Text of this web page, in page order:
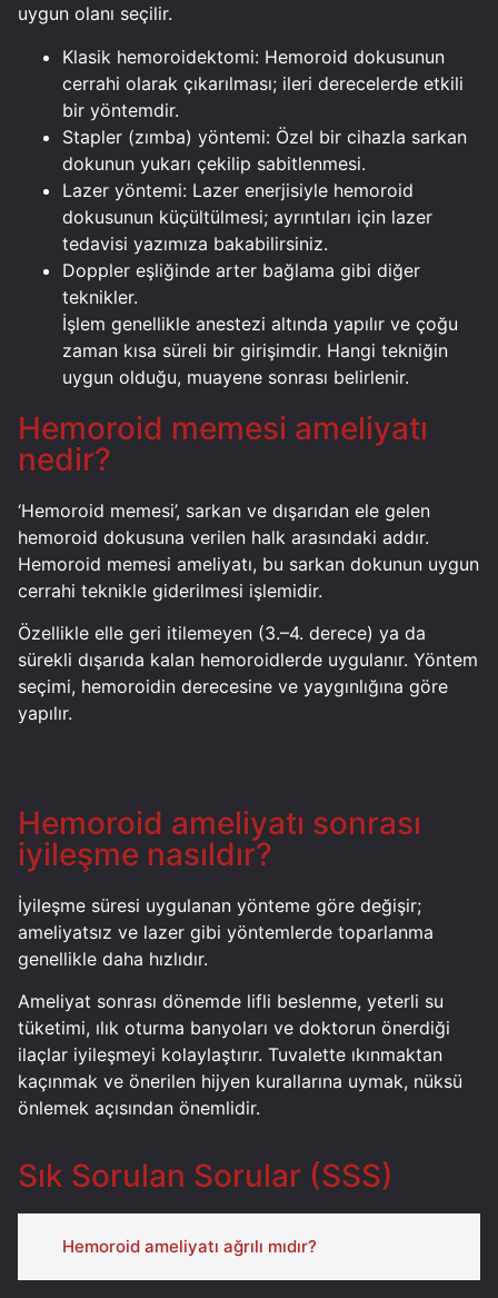
uygun olanı seçilir.
Klasik hemoroidektomi: Hemoroid dokusunun
cerrahi olarak çıkarılması; ileri derecelerde etkili
bir yöntemdir.
Stapler (zımba) yöntemi: Özel bir cihazla sarkan
dokunun yukarı çekilip sabitlenmesi.
Lazer yöntemi: Lazer enerjisiyle hemoroid
dokusunun küçültülmesi; ayrıntıları için lazer
tedavisi yazımıza bakabilirsiniz.
Doppler eşliğinde arter bağlama gibi diğer
teknikler.
İşlem genellikle anestezi altında yapılır ve çoğu
zaman kısa süreli bir girişimdir. Hangi tekniğin
uygun olduğu, muayene sonrası belirlenir.
Hemoroid memesi ameliyatı
nedir?
‘Hemoroid memesi’, sarkan ve dışarıdan ele gelen
hemoroid dokusuna verilen halk arasındaki addır.
Hemoroid memesi ameliyatı, bu sarkan dokunun uygun
cerrahi teknikle giderilmesi işlemidir.
Özellikle elle geri itilemeyen (3.–4. derece) ya da
sürekli dışarıda kalan hemoroidlerde uygulanır. Yöntem
seçimi, hemoroidin derecesine ve yaygınlığına göre
yapılır.
Hemoroid ameliyatı sonrası
iyileşme nasıldır?
İyileşme süresi uygulanan yönteme göre değişir;
ameliyatsız ve lazer gibi yöntemlerde toparlanma
genellikle daha hızlıdır.
Ameliyat sonrası dönemde lifli beslenme, yeterli su
tüketimi, ılık oturma banyoları ve doktorun önerdiği
ilaçlar iyileşmeyi kolaylaştırır. Tuvalette ıkınmaktan
kaçınmak ve önerilen hijyen kurallarına uymak, nüksü
önlemek açısından önemlidir.
Sık Sorulan Sorular (SSS)
Hemoroid ameliyatı ağrılı mıdır?